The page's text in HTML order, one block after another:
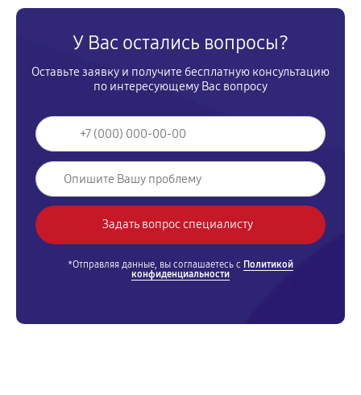
У Вас остались вопросы?
Оставьте заявку и получите бесплатную консультацию
по интересующему Вас вопросу
*Отправляя данные, вы соглашаетесь с Политикой
конфиденциальности